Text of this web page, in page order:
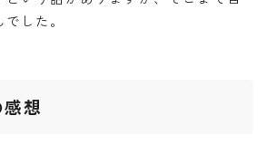
した。
想